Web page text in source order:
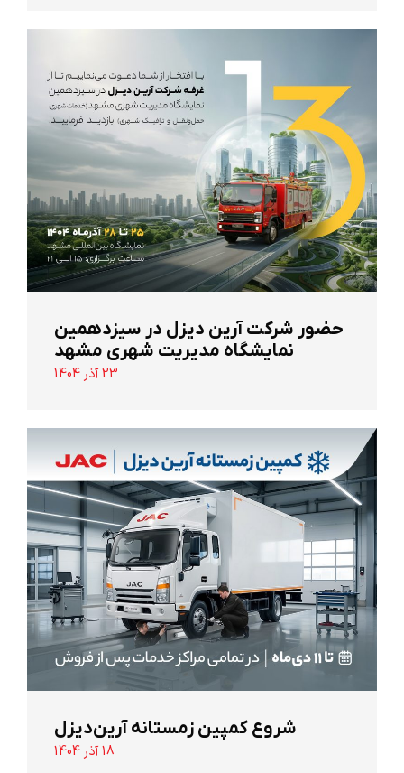
حضور شرکت آرین ‌دیزل در سیزدهمین
نمایشگاه مدیریت شهری مشهد
23 آذر 1404
شروع کمپین زمستانه آرین‌دیزل
18 آذر 1404